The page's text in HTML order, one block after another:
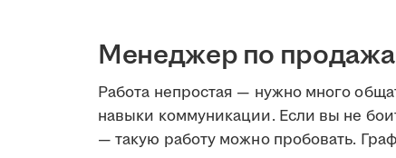
Менеджер по
Работа непростая — нужно много
навыки коммуникации. Если вы не
— такую работу можно пробовать.